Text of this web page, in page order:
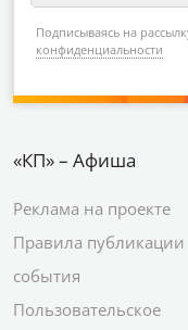
Подписываясь на
конфиденциальности
«КП» – Афиша
Реклама на проекте
Правила публикации
события
Пользовательское